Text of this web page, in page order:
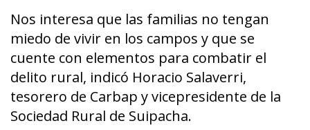
Nos interesa que las familias no tengan
miedo de vivir en los campos y que se
cuente con elementos para combatir el
delito rural, indicó Horacio Salaverri,
tesorero de Carbap y vicepresidente de la
Sociedad Rural de Suipacha.